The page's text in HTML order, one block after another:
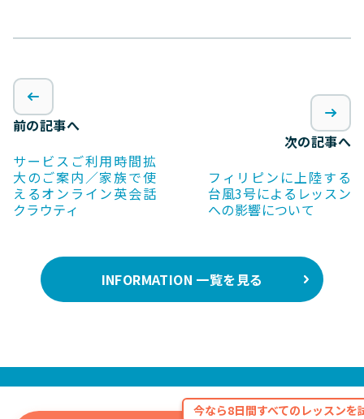
前の記事へ
サービスご利用時間拡
大のご案内／家族で使
えるオンライン英会話
クラウティ
次の記事へ
フィリピンに上陸する
台風3号によるレッスン
への影響について
INFORMATION 一覧を見る
今なら8日間すべてのレッスンを